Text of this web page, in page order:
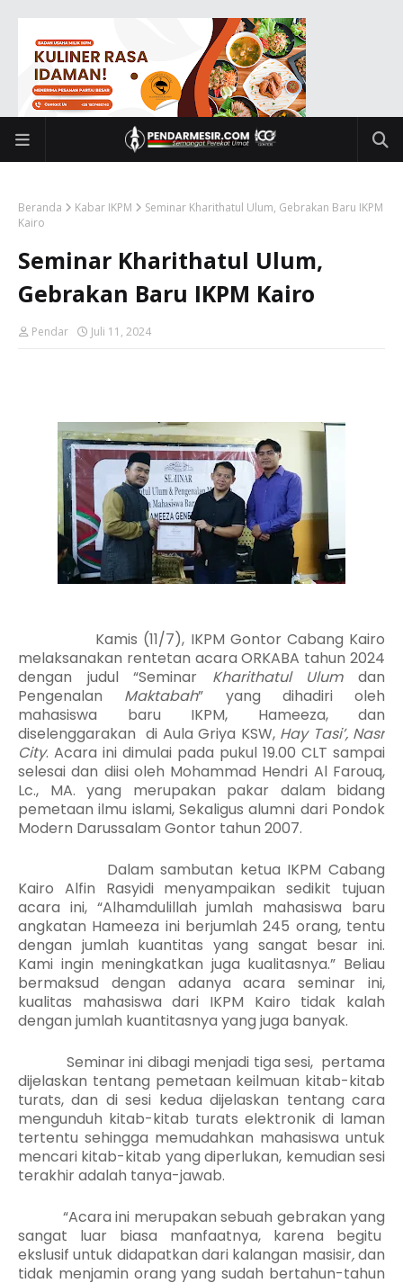
Beranda Kabar IKPM
Seminar Kharithatul Ulum, Gebrakan Baru IKPM
Kairo
Seminar Kharithatul Ulum,
Gebrakan Baru IKPM Kairo
Pendar Juli 11, 2024
Kamis (11/7), IKPM Gontor Cabang Kairo
melaksanakan rentetan acara ORKABA tahun 2024
dengan judul “Seminar Kharithatul Ulumdan
Pengenalan Maktabah” yang dihadiri oleh
mahasiswa baru IKPM, Hameeza, dan
diselenggarakan di Aula Griya KSW, Hay Tasi’, Nasr
City. Acara ini dimulai pada pukul 19.00 CLT sampai
selesai dan diisi oleh Mohammad Hendri Al Farouq,
Lc., MA. yang merupakan pakar dalam bidang
pemetaan ilmu islami, Sekaligus alumni dari Pondok
Modern Darussalam Gontor tahun 2007.
Dalam sambutan ketua IKPM Cabang
Kairo Alfin Rasyidi menyampaikan sedikit tujuan
acara ini, “Alhamdulillah jumlah mahasiswa baru
angkatan Hameeza ini berjumlah 245 orang, tentu
dengan jumlah kuantitas yang sangat besar ini.
Kami ingin meningkatkan juga kualitasnya.” Beliau
bermaksud dengan adanya acara seminar ini,
kualitas mahasiswa dari IKPM Kairo tidak kalah
dengan jumlah kuantitasnya yang juga banyak.
Seminar ini dibagi menjadi tiga sesi, pertama
dijelaskan tentang pemetaan keilmuan kitab-kitab
turats, dan di sesi kedua dijelaskan tentang cara
mengunduh kitab-kitab turats elektronik di laman
tertentu sehingga memudahkan mahasiswa untuk
mencari kitab-kitab yang diperlukan, kemudian sesi
terakhir adalah tanya-jawab.
“Acara ini merupakan sebuah gebrakan yang
sangat luar
biasa manfaatnya, karena begitu
ekslusif untuk didapatkan dari kalangan masisir,dan
tidak menjamin orang yang sudah bertahun-tahun